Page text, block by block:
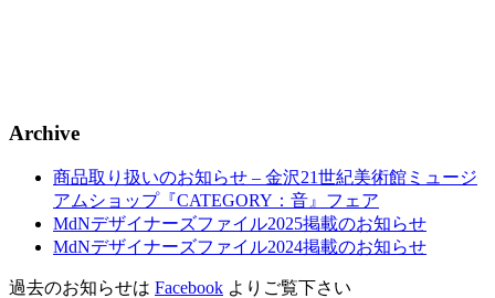
Archive
商品取り扱いのお知らせ – 金沢21世紀美術館ミュージ
アムショップ『CATEGORY：音』フェア
MdNデザイナーズファイル2025掲載のお知らせ
MdNデザイナーズファイル2024掲載のお知らせ
過去のお知らせは Facebook よりご覧下さい